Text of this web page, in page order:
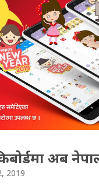
your results with
(symbol no. and
2066/2067
Distinction
Second
Third
किबोर्डमा अब
2019